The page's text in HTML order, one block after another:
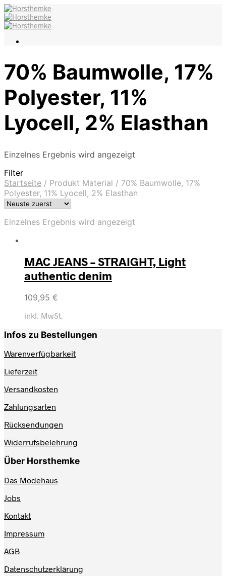
70% Baumwolle, 17%
Polyester, 11%
Lyocell, 2% Elasthan
Einzelnes Ergebnis wird angezeigt
Filter
Startseite / Produkt Material / 70% Baumwolle, 17%
Polyester, 11% Lyocell, 2% Elasthan
Einzelnes Ergebnis wird angezeigt
MAC JEANS – STRAIGHT, Light
authentic denim
109,95 €
inkl. MwSt.
Infos zu Bestellungen
Warenverfügbarkeit
Lieferzeit
Versandkosten
Zahlungsarten
Rücksendungen
Widerrufsbelehrung
Über Horsthemke
Das Modehaus
Jobs
Kontakt
Impressum
AGB
Datenschutzerklärung